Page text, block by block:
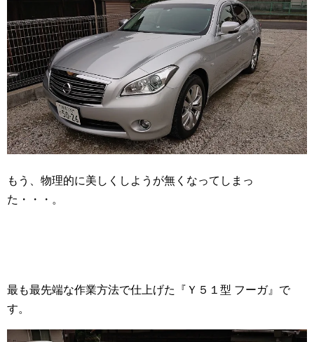
もう、物理的に美しくしようが無くなってしまっ
た・・・。
最も最先端な作業方法で仕上げた『Ｙ５１型 フーガ』で
す。